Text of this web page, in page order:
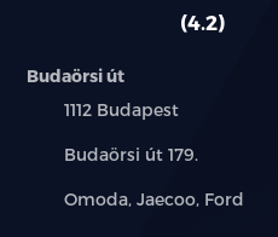
8.8 colos LCD műszerfal
12.8 colos érintőképernyő
4.2
Budaörsi út
Település:
1112 Budapest
Cím:
Budaörsi út 179.
Márkák:
Omoda, Jaecoo, Ford